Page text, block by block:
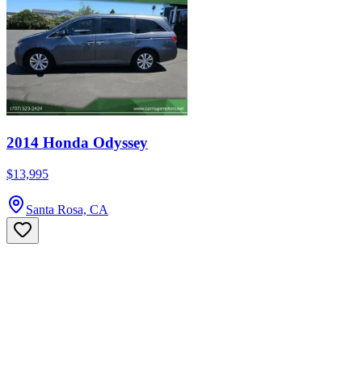
2014 Honda Odyssey
$13,995
Santa Rosa, CA